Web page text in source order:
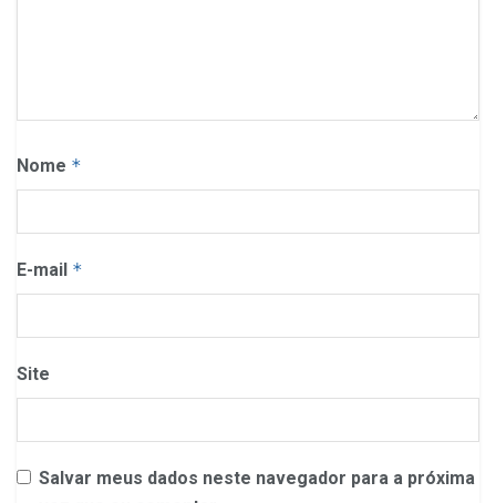
Nome *
E-mail *
Site
Salvar meus dados neste navegador para a próxima